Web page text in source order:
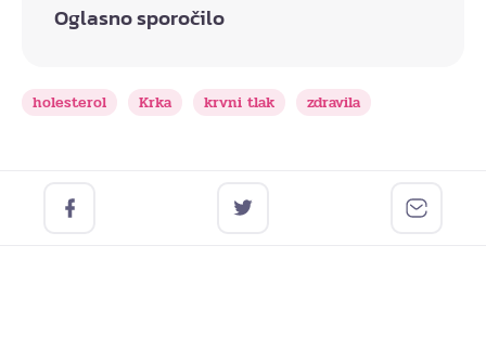
Oglasno sporočilo
holesterol Krka krvni tlak zdravila